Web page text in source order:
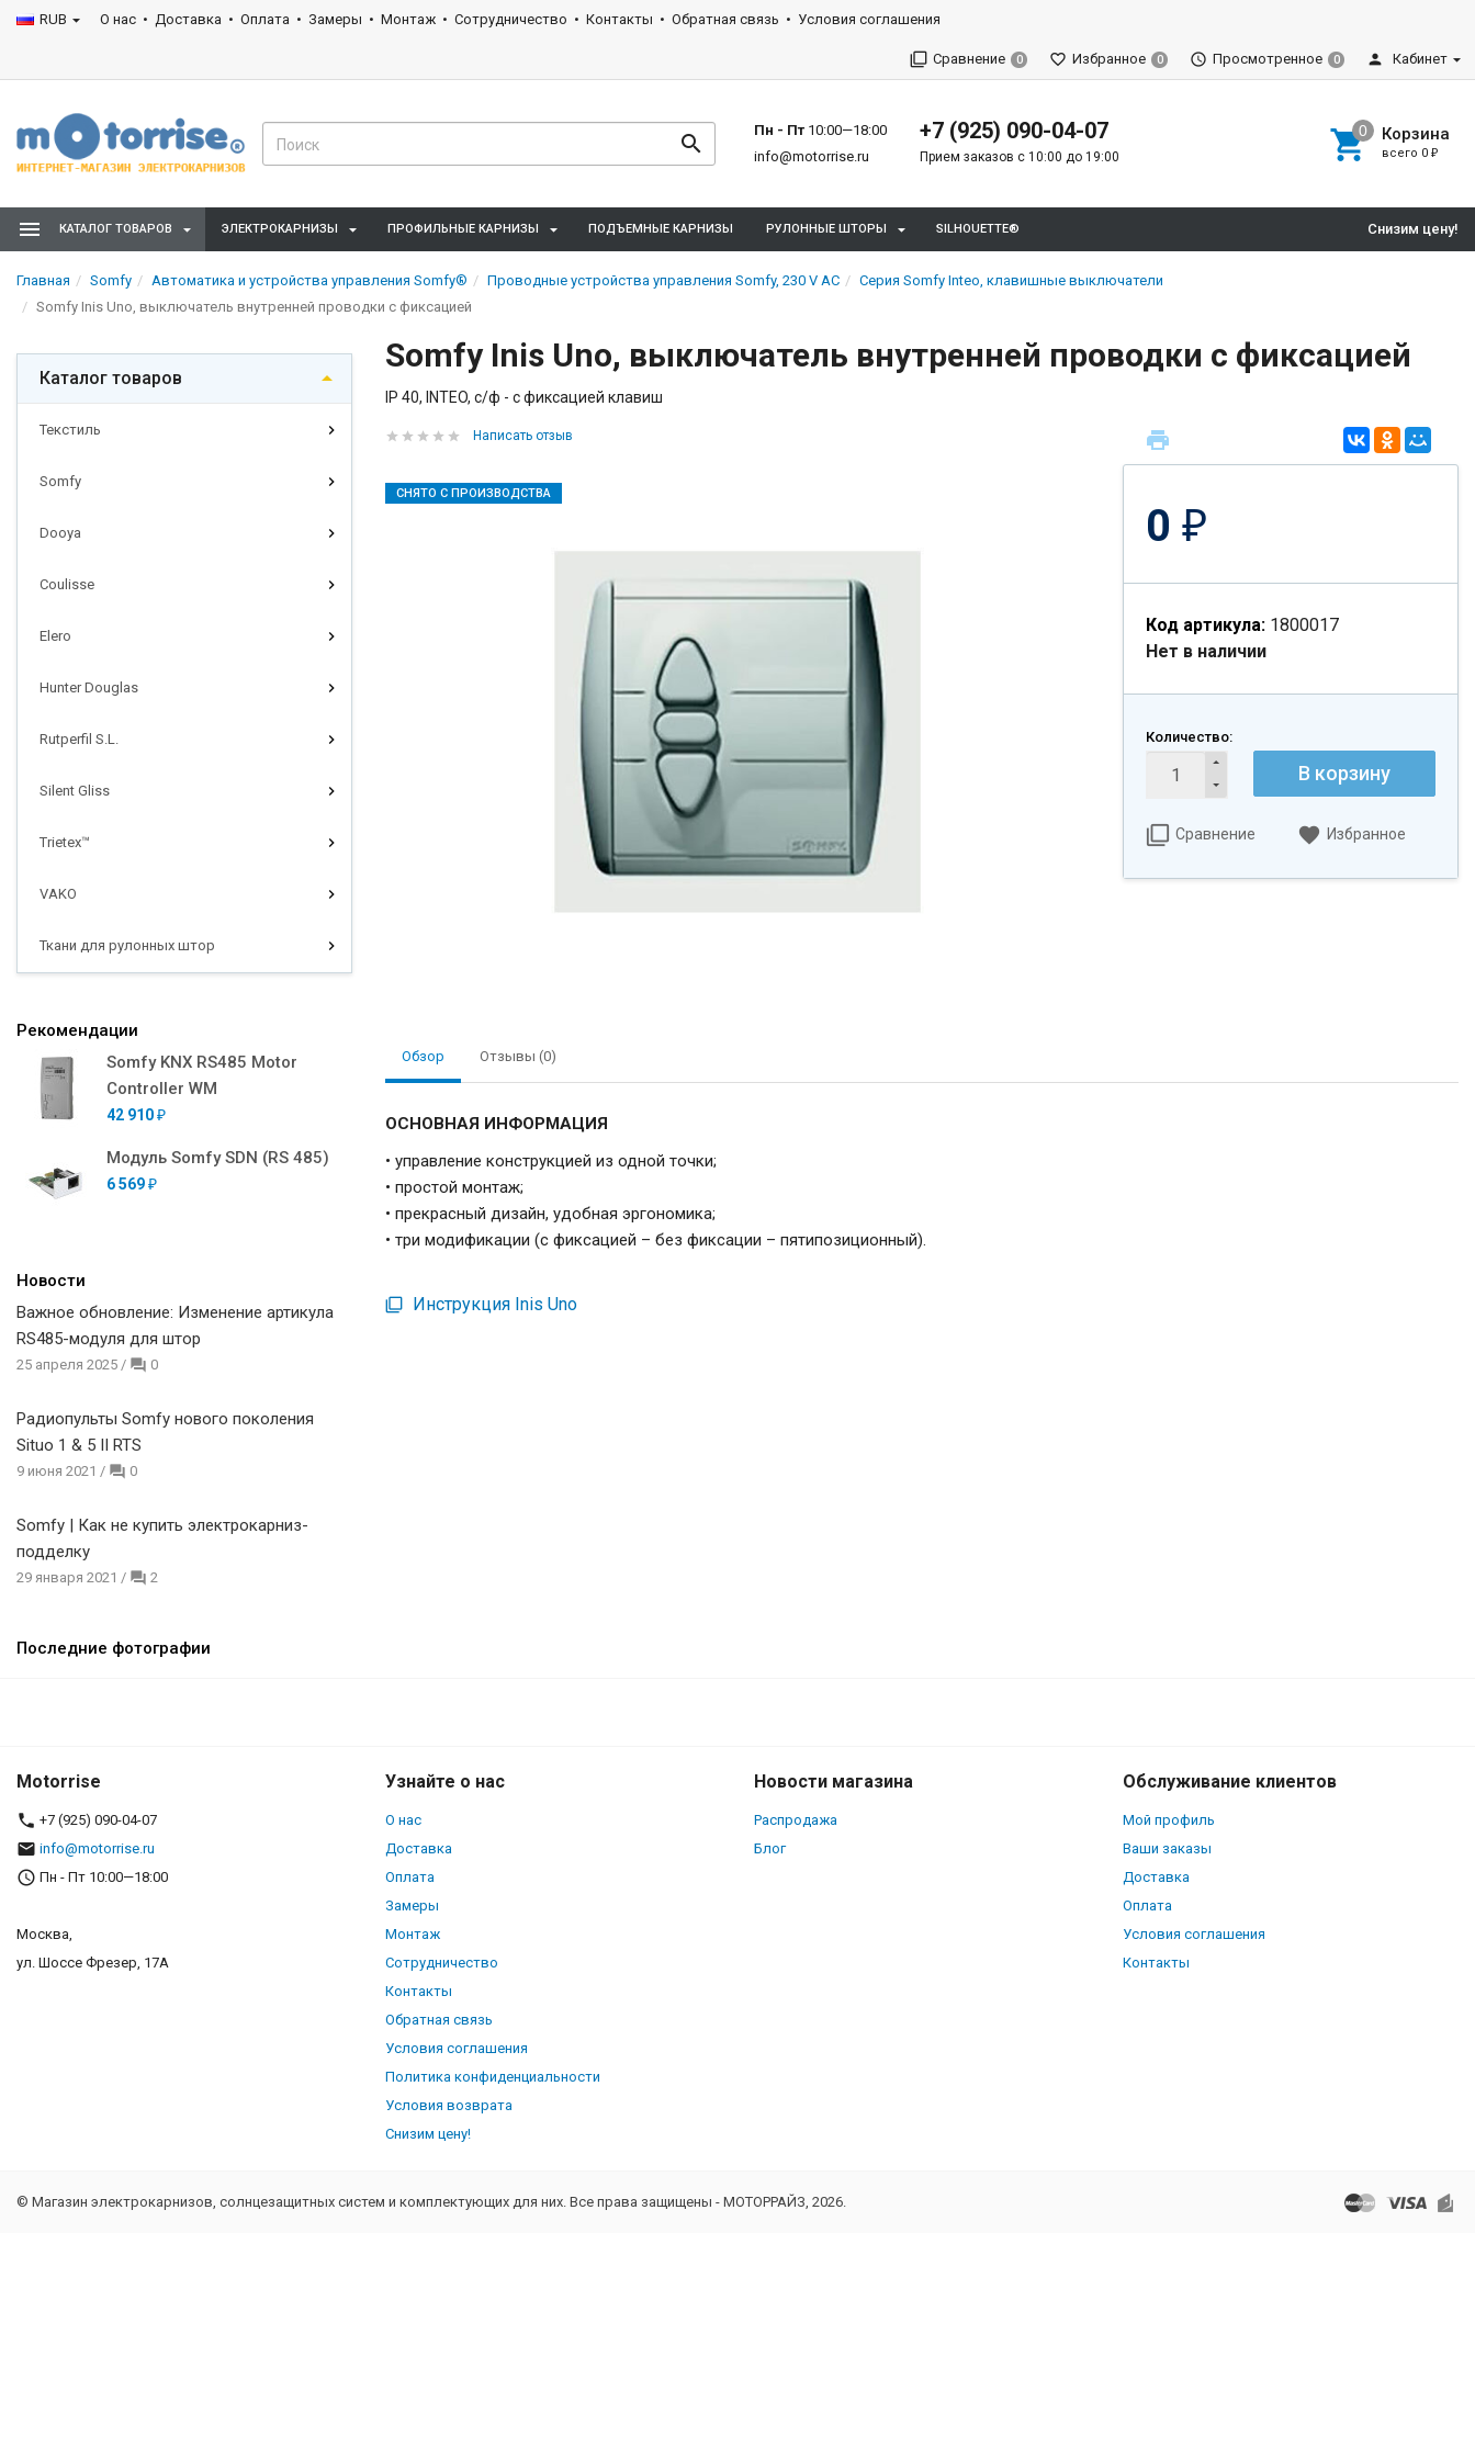
RUB О нас Доставка Оплата Замеры Монтаж Сотрудничество Контакты Обратная связь Условия соглашения
Сравнение 0 Избранное 0 Просмотренное 0 Кабинет
Пн - Пт10:00—18:00
info@motorrise.ru
+7 (925) 090-04-07
Прием заказов с 10:00 до 19:00
Корзина
всего 0 ₽
КАТАЛОГ ТОВАРОВ ЭЛЕКТРОКАРНИЗЫ ПРОФИЛЬНЫЕ КАРНИЗЫ ПОДЪЕМНЫЕ КАРНИЗЫ РУЛОННЫЕ ШТОРЫ SILHOUETTE® Снизим цену!
Главная Somfy Автоматикa и устройства управления Somfy® Проводные устройства управления Somfy, 230 V AC
Серия Somfy Inteo, клавишные выключатели
Somfy Inis Uno, выключатель внутренней проводки с фиксацией
Каталог товаров
Текстиль
Somfy
Dooya
Coulisse
Elero
Hunter Douglas
Rutperfil S.L.
Silent Gliss
Trietex™
VAKO
Ткани для рулонных штор
Рекомендации
Somfy KNX RS485 Motor
Controller WM
42 910 ₽
Модуль Somfy SDN (RS 485)
6 569 ₽
Новости
Важное обновление: Изменение артикула
RS485-модуля для штор
25 апреля 2025 / 0
Радиопульты Somfy нового поколения
Situo 1 & 5 II RTS
9 июня 2021 / 0
Somfy | Как не купить электрокарниз-
подделку
29 января 2021 / 2
Последние фотографии
Somfy Inis Uno, выключатель внутренней проводки с фиксацией
IP 40, INTEO, с/ф - с фиксацией клавиш
Написать отзыв
СНЯТО С ПРОИЗВОДСТВА
0 ₽
Код артикула: 1800017
Нет в наличии
Количество:
В корзину
Сравнение Избранное
Обзор Отзывы (0)
ОСНОВНАЯ ИНФОРМАЦИЯ
• управление конструкцией из одной точки;
• простой монтаж;
• прекрасный дизайн, удобная эргономика;
• три модификации (с фиксацией – без фиксации – пятипозиционный).
Инструкция Inis Uno
Motorrise
+7 (925) 090-04-07
info@motorrise.ru
Пн - Пт 10:00—18:00
Москва,
ул. Шоссе Фрезер, 17А
Узнайте о нас
О нас
Доставка
Оплата
Замеры
Монтаж
Сотрудничество
Контакты
Обратная связь
Условия соглашения
Политика конфиденциальности
Условия возврата
Снизим цену!
Новости магазина
Распродажа
Блог
Обслуживание клиентов
Мой профиль
Ваши заказы
Доставка
Оплата
Условия соглашения
Контакты
© Магазин электрокарнизов, солнцезащитных систем и комплектующих для них. Все права защищены - МОТОРРАЙЗ, 2026.